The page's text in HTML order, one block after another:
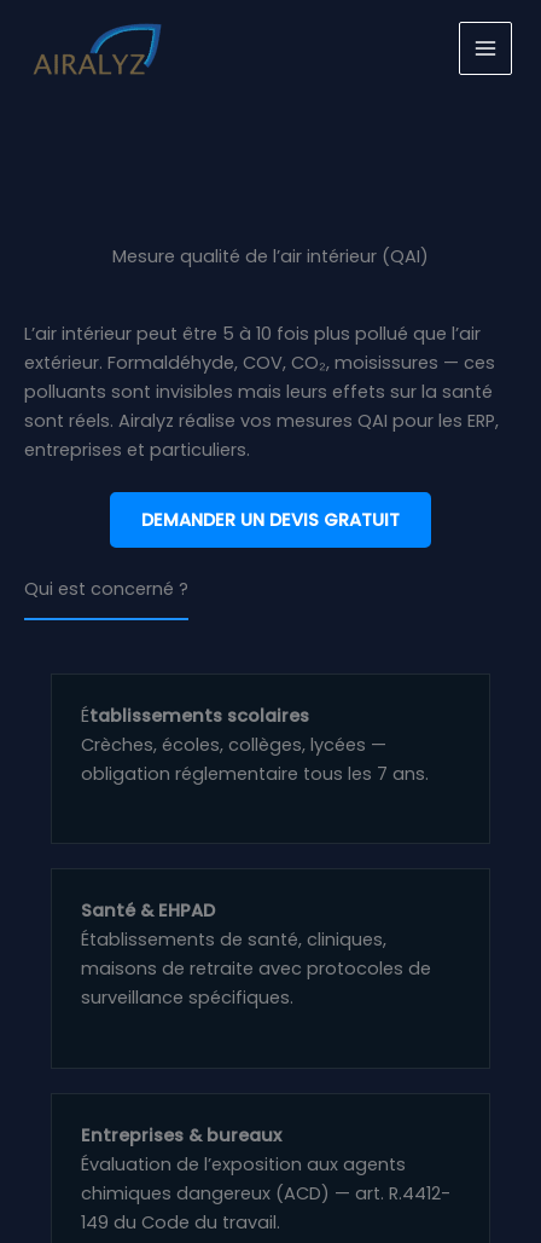
contenu
Mesure qualité de l’air intérieur (QAI)
L’air intérieur peut être 5 à 10 fois plus pollué que l’air
extérieur. Formaldéhyde, COV, CO₂, moisissures — ces
polluants sont invisibles mais leurs effets sur la santé
sont réels. Airalyz réalise vos mesures QAI pour les ERP,
entreprises et particuliers.
DEMANDER UN DEVIS GRATUIT
Qui est concerné ?
Établissements scolaires
Crèches, écoles, collèges, lycées —
obligation réglementaire tous les 7 ans.
Santé & EHPAD
Établissements de santé, cliniques,
maisons de retraite avec protocoles de
surveillance spécifiques.
Entreprises & bureaux
Évaluation de l’exposition aux agents
chimiques dangereux (ACD) — art. R.4412-
149 du Code du travail.